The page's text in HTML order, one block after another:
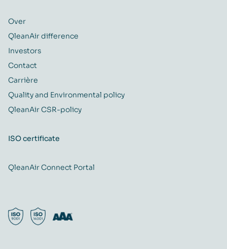
Over
QleanAir difference
Investors
Contact
Carrière
Quality and Environmental policy
QleanAir CSR-policy
ISO certificate
QleanAir Connect Portal